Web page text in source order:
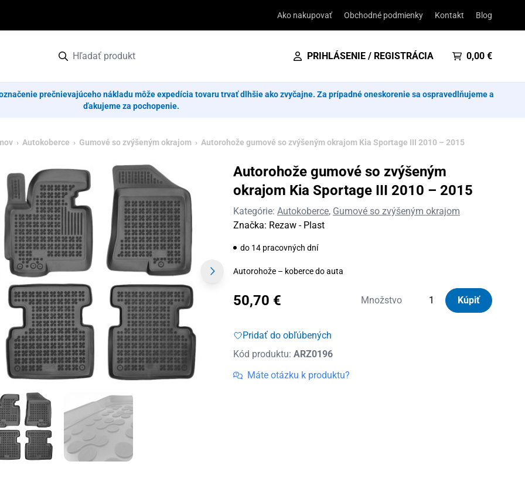
Ako nakupovať Obchodné podmienky Kontakt Blog
PRIHLÁSENIE / REGISTRÁCIA 0,00 €
prečnievajúceho nákladu môže expedícia tovaru trvať dlhšie ako zvyčajne. Za prípadné oneskorenie sa ospravedlňujeme a
ďakujeme za pochopenie.
› Autokoberce › Gumové so zvýšeným okrajom › Autorohože gumové so zvýšeným okrajom Kia Sportage III 2010 – 2015
Autorohože gumové so zvýšeným
okrajom Kia Sportage III 2010 – 2015
Kategórie: Autokoberce, Gumové so zvýšeným okrajom
Značka: Rezaw - Plast
do 14 pracovných dní
Autorohože – koberce do auta
50,70 € Množstvo
množstvo
Kúpiť
Pridať do obľúbených
Kód produktu: ARZ0196
Máte otázku k produktu?